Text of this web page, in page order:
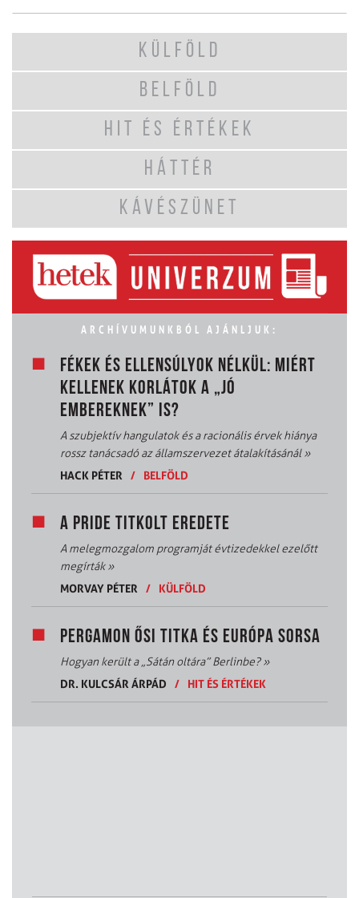
KÜLFÖLD
BELFÖLD
HIT ÉS ÉRTÉKEK
HÁTTÉR
KÁVÉSZÜNET
ARCHÍVUMUNKBÓL AJÁNLJUK:
FÉKEK ÉS ELLENSÚLYOK NÉLKÜL: MIÉRT
KELLENEK KORLÁTOK A „JÓ
EMBEREKNEK” IS?
A szubjektív hangulatok és a racionális érvek hiánya
rossz tanácsadó az államszervezet átalakításánál»
HACK PÉTER / BELFÖLD
A PRIDE TITKOLT EREDETE
A melegmozgalom programját évtizedekkel ezelőtt
megírták»
MORVAY PÉTER / KÜLFÖLD
PERGAMON ŐSI TITKA ÉS EURÓPA SORSA
Hogyan került a „Sátán oltára” Berlinbe?»
DR. KULCSÁR ÁRPÁD
/ HIT ÉS ÉRTÉKEK